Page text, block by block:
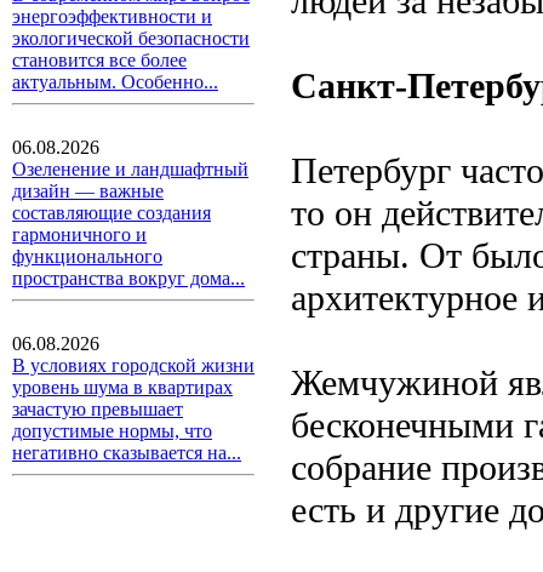
энергоэффективности и
экологической безопасности
становится все более
актуальным. Особенно...
06.08.2026
Озеленение и ландшафтный
дизайн — важные
составляющие создания
гармоничного и
функционального
пространства вокруг дома...
06.08.2026
В условиях городской жизни
уровень шума в квартирах
зачастую превышает
допустимые нормы, что
негативно сказывается на...
Санкт-
Петербург
то он
страны. От
архитектурное
Жемчужиной
бесконечными
собрание
есть и другие